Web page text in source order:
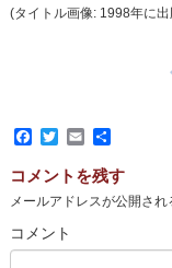
(タイトル画像: 1998年に
Facebook
TwitterEmail
共
コメントを残す
メールアドレスが公開され
コメント